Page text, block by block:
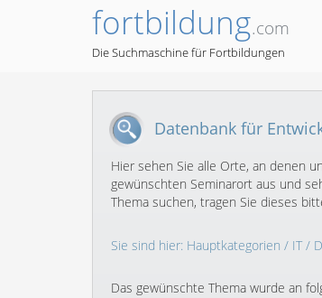
fortbildung.com
Die Suchmaschine für Fortbildungen
Datenbank für
Hier sehen Sie alle Orte, an denen
gewünschten Seminarort aus und
Thema suchen, tragen Sie dieses
Sie sind hier: Hauptkategorien / IT/
Das gewünschte Thema wurde an